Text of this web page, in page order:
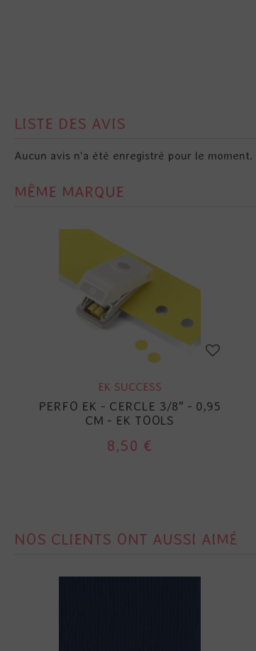
LISTE DES AVIS
Aucun avis n'a été enregistré pour le moment.
MÊME MARQUE
EK SUCCESS
PERFO EK - CERCLE 3/8" - 0,95
CM - EK TOOLS
8,50 €
NOS CLIENTS ONT AUSSI AIMÉ